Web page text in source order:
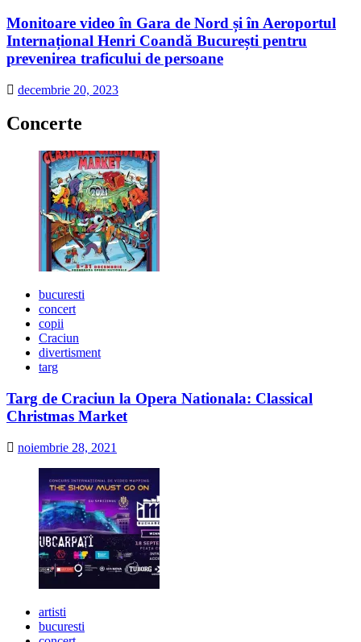
Monitoare video în Gara de Nord și în Aeroportul
Internațional Henri Coandă București pentru
prevenirea traficului de persoane
decembrie 20, 2023
Concerte
bucuresti
concert
copii
Craciun
divertisment
targ
Targ de Craciun la Opera Nationala: Classical
Christmas Market
noiembrie 28, 2021
artisti
bucuresti